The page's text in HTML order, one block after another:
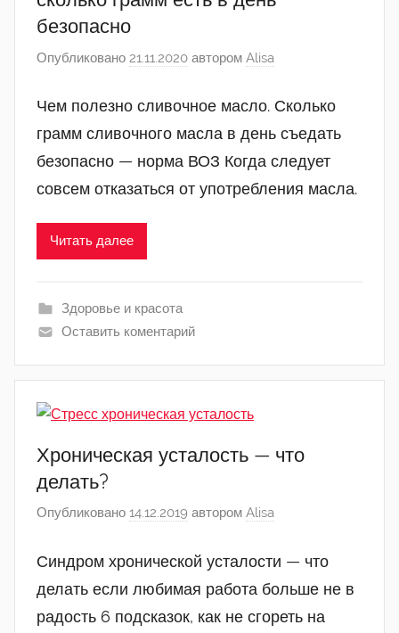
безопасно
Опубликовано 21.11.2020 автором Alisa
Чем полезно сливочное масло. Сколько
грамм сливочного масла в день съедать
безопасно — норма ВОЗ Когда следует
совсем отказаться от употребления масла.
Читать далее
Здоровье и красота
Оставить коментарий
Хроническая усталость — что
делать?
Опубликовано 14.12.2019 автором Alisa
Синдром хронической усталости — что
делать если любимая работа больше не в
радость 6 подсказок, как не сгореть на